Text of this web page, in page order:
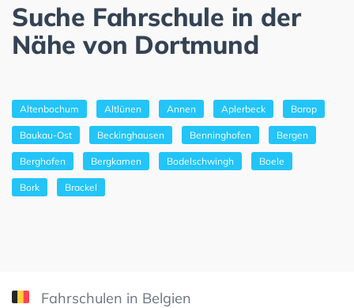
Suche Fahrschule in der
Nähe von Dortmund
Altenbochum Altlünen Annen Aplerbeck Barop
Baukau-Ost Beckinghausen Benninghofen Bergen
Berghofen Bergkamen Bodelschwingh Boele
Bork Brackel
Fahrschulen in Belgien